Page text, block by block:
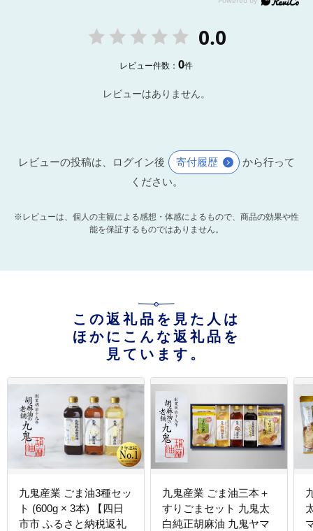
0.0
レビュー件数：0件
レビューはありません。
レビューの投稿は、ログイン後 寄付履歴
から行って
ください。
※レビューは、個人の主観による感想・体感によるもので、商品の効果や性
能を保証するものではありません。
この返礼品を見た人は
ほかにこんな返礼品を
見ています。
九鬼産業 ごま油3種セッ
ト (600g × 3本) 【四日
市市 ふるさと納税返礼
九鬼産業 ごま油三本＋
すりごまセット 九鬼太
白純正胡麻油 九鬼ヤマ